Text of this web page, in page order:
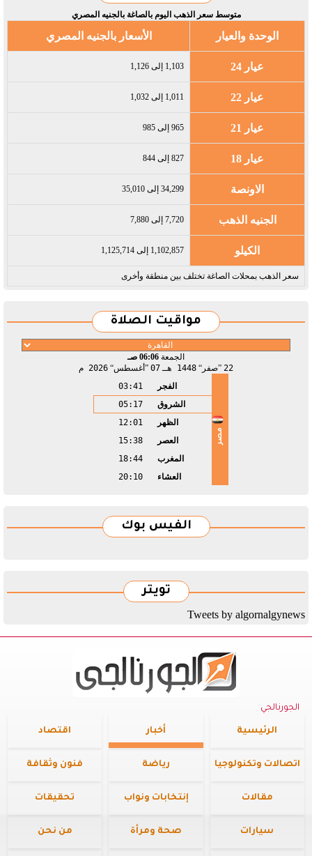
متوسط سعر الذهب اليوم بالصاغة بالجنيه المصري
الوحدة والعيار الأسعار بالجنيه المصري
عيار 24 1,103 إلى 1,126
عيار 22 1,011 إلى 1,032
عيار 21 965 إلى 985
عيار 18 827 إلى 844
الاونصة 34,299 إلى 35,010
الجنيه الذهب 7,720 إلى 7,880
الكيلو 1,102,857 إلى 1,125,714
سعر الذهب بمحلات الصاغة تختلف بين منطقة وأخرى
مواقيت الصلاة
الجمعة 06:06 صـ
22
صفر 1448 هـ 07 أغسطس 2026 م
مصر
الفجر
03:41
الشروق
05:17
الظهر
12:01
العصر
15:38
المغرب
18:44
العشاء
20:10
الفيس بوك
تويتر
Tweets by algornalgynews
الجورنالجي
الرئيسية أخبار اقتصاد
اتصالات وتكنولوجيا رياضة فنون وثقافة
مقالات إنتخابات ونواب تحقيقات
سيارات صحة ومرأة من نحن